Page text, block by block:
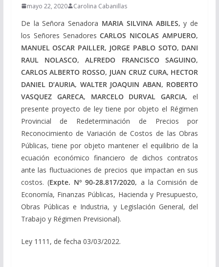
mayo 22, 2020 Carolina Cabanillas
De la Señora Senadora MARIA SILVINA ABILES, y de
los Señores SenadoresCARLOS NICOLAS AMPUERO,
MANUEL OSCAR PAILLER, JORGE PABLO SOTO, DANI
RAUL NOLASCO, ALFREDO FRANCISCO SAGUINO,
CARLOS ALBERTO ROSSO, JUAN CRUZ CURA, HECTOR
DANIEL D’AURIA, WALTER JOAQUIN ABAN, ROBERTO
VASQUEZ GARECA, MARCELO DURVAL GARCIA,el
presente proyecto de ley tiene por objeto el Régimen
Provincial de Redeterminación de Precios por
Reconocimiento de Variación de Costos de las Obras
Públicas, tiene por objeto mantener el equilibrio de la
ecuación económico financiero de dichos contratos
ante las fluctuaciones de precios que impactan en sus
costos. (Expte. Nº 90-28.817/2020, a la Comisión de
Economía, Finanzas Públicas, Hacienda y Presupuesto,
Obras Públicas e Industria, y Legislación General, del
Trabajo y Régimen Previsional).
Ley 1111, de fecha 03/03/2022.